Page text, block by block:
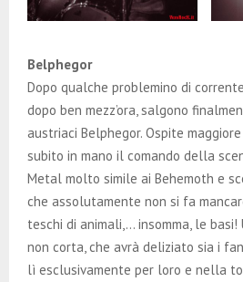
Belphegor
Dopo qualche problemino di
dopo ben mezz’ora, salgono
austriaci Belphegor. Ospite
subito in mano il comando della
Metal molto simile ai Behemoth e
che assolutamente non si fa
teschi di animali,… insomma, le
non corta, che avrà deliziato sia i
lì esclusivamente per loro e nella